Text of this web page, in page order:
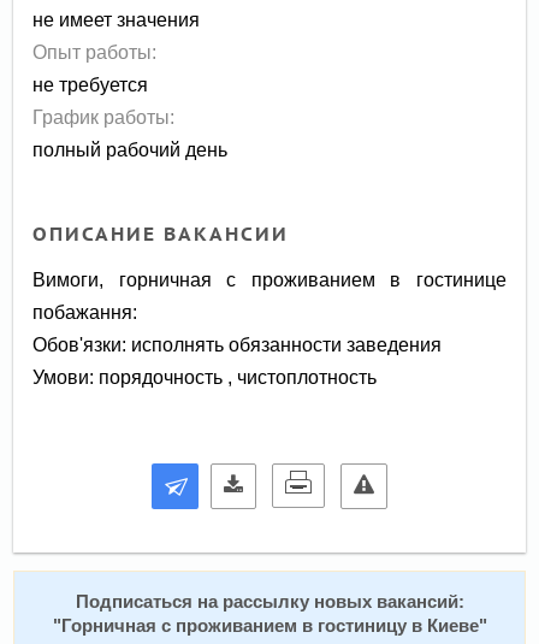
не имеет значения
Опыт работы:
не требуется
График работы:
полный рабочий день
ОПИСАНИЕ ВАКАНСИИ
Вимоги, горничная с проживанием в гостинице
побажання:
Обов'язки: исполнять обязанности заведения
Умови: порядочность , чистоплотность
Подписаться на расcылку новых вакансий:
" Горничная с проживанием в гостиницу в Киеве"